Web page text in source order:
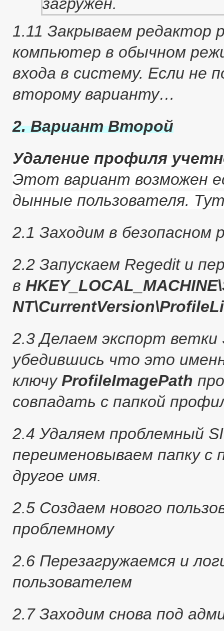
1.11 Закрываем редактор
компьютер в обычном
входа в систему. Если не
второму варианту…
2. Вариант Второй
Удаление профиля
Этот вариант возможен
дынные пользователя.
2.1 Заходим в
2.2 Запускаем Regedit и
в
2.3 Делаем экспорт
убедившись что это
ключуProfileImagePath
совпадать с папкой
2.4 Удаляем проблемный
переименовываем папку с
другое имя.
2.5 Создаем нового
проблемному
2.6 Перезагружаемся и
пользователем
2.7 Заходим снова под